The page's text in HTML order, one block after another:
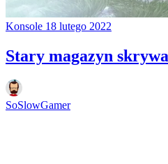
Konsole 18 lutego 2022
Stary magazyn
SoSlowGamer